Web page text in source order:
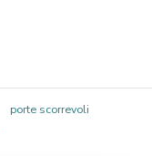
porte scorrevoli